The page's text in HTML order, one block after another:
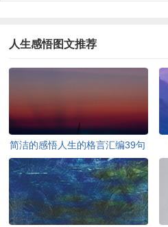
人生感悟图文推荐
简洁的感悟人生的格言汇编39句